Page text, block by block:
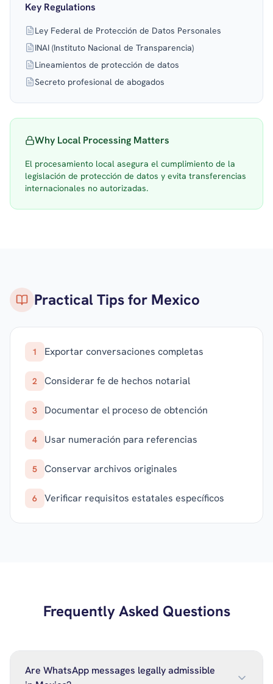
Key Regulations
Ley Federal de Protección de Datos Personales
INAI (Instituto Nacional de Transparencia)
Lineamientos de protección de datos
Secreto profesional de abogados
Why Local Processing Matters
El procesamiento local asegura el cumplimiento de la
legislación de protección de datos y evita transferencias
internacionales no autorizadas.
Practical Tips for Mexico
1 Exportar conversaciones completas
2 Considerar fe de hechos notarial
3 Documentar el proceso de obtención
4 Usar numeración para referencias
5 Conservar archivos originales
6 Verificar requisitos estatales específicos
Frequently Asked Questions
Are WhatsApp messages legally admissible